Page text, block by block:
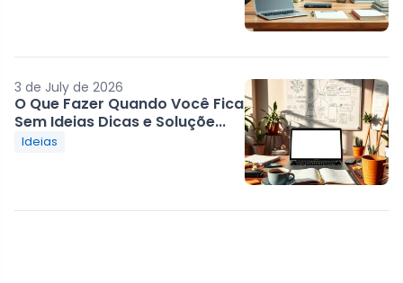
3 de July de 2026
O Que Fazer Quando Você Fica
Sem Ideias Dicas e Soluçõe...
Ideias